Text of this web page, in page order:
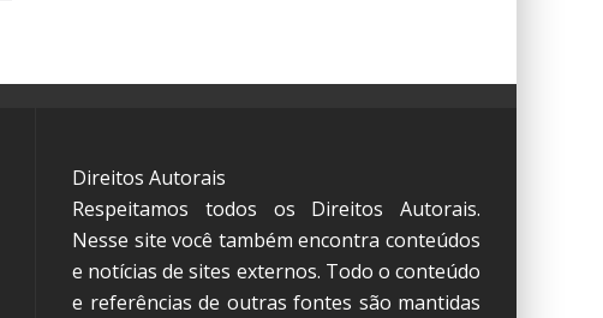
Direitos Autorais
Respeitamos todos os Direitos Autorais.
Nesse site você também encontra conteúdos
e notícias de sites externos. Todo o conteúdo
e referências de outras fontes são mantidas